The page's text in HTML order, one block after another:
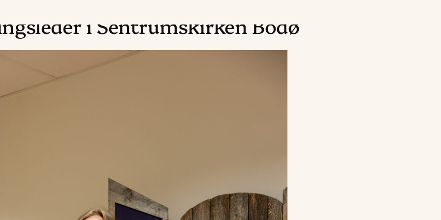
i Sentrumskirken Bodø